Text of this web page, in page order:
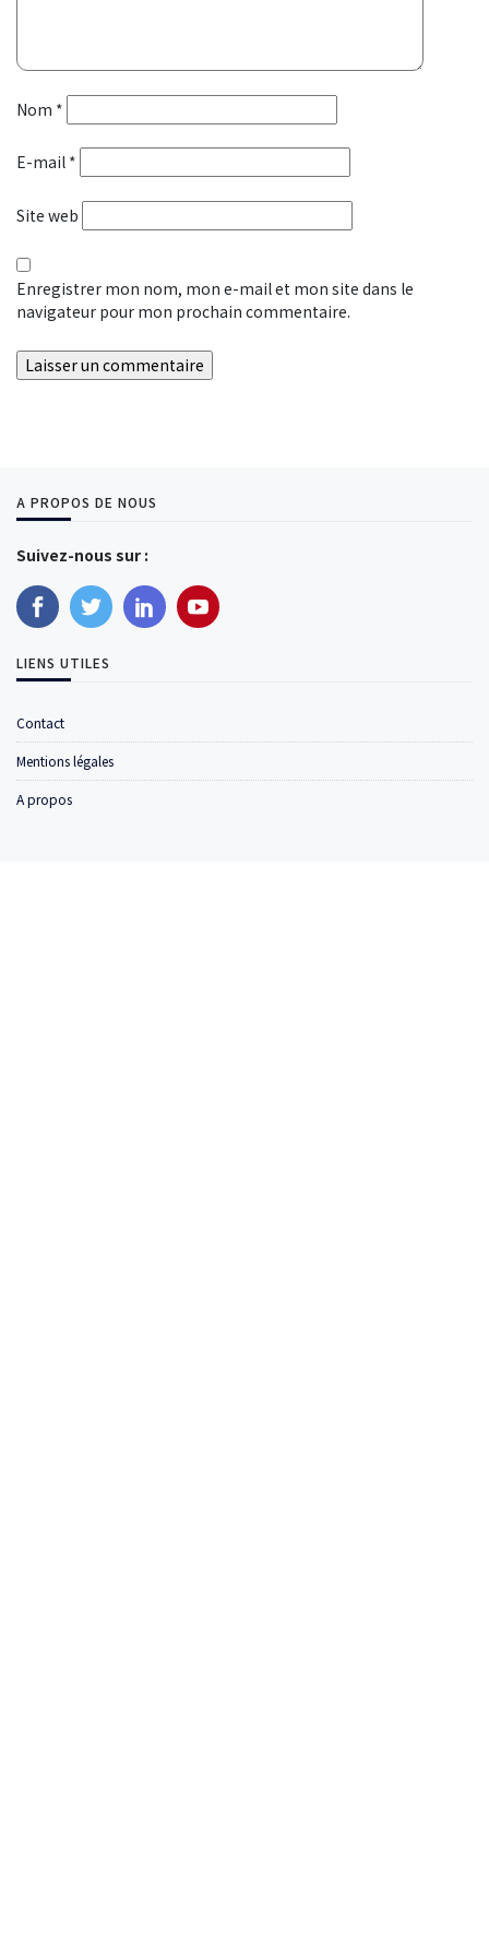
Nom *
E-mail *
Site web
Enregistrer mon nom, mon e-mail et mon site dans le
navigateur pour mon prochain commentaire.
A PROPOS DE NOUS
Suivez-nous sur :
LIENS UTILES
Contact
Mentions légales
A propos